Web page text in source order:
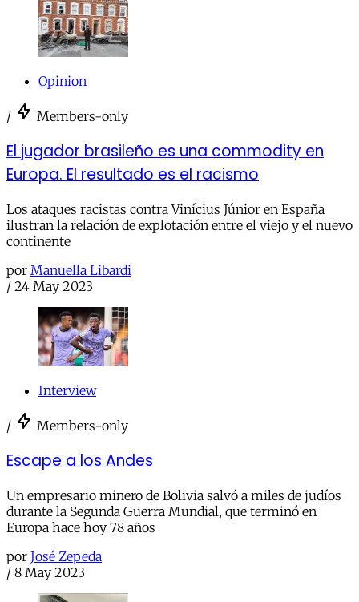
Opinion
/ Members-only
El jugador brasileño es una commodity en
Europa. El resultado es el racismo
Los ataques racistas contra Vinícius Júnior en España
ilustran la relación de explotación entre el viejo y el nuevo
continente
por Manuella Libardi
/ 24 May 2023
Interview
/ Members-only
Escape a los Andes
Un empresario minero de Bolivia salvó a miles de judíos
durante la Segunda Guerra Mundial, que terminó en
Europa hace hoy 78 años
por José Zepeda
/ 8 May 2023